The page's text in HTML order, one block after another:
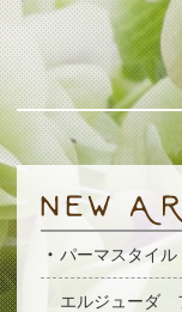
パーマスタイル
エルジューダ